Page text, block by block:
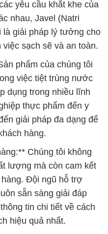
yêu cầu khắt khe của
nhau, Javel (Natri
là giải pháp lý tưởng cho
sạch sẽ và an toàn.
phẩm của chúng tôi
việc tiệt trùng nước
dụng trong nhiều lĩnh
thực phẩm đến y
giải pháp đa dạng để
hàng.
Chúng tôi không
lượng mà còn cam kết
Đội ngũ hỗ trợ
sẵn sàng giải đáp
tin chi tiết về cách
hiệu quả nhất.